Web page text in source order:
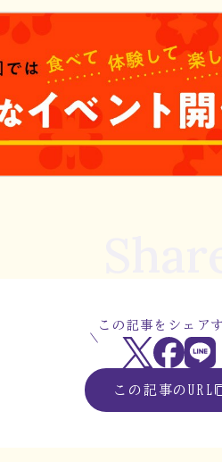
この記事をシェア
この記事のURL